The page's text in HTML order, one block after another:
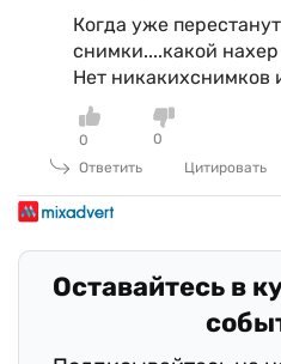
Когда уже
снимки....какой
Нет никакихснимков
0
0
Ответить
Цитировать
Оставайтесь в